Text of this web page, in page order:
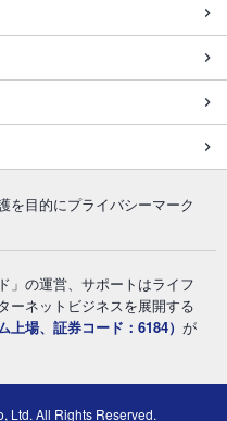
を目的にプライバシーマーク
」の運営、サポートはライフ
ーネットビジネスを展開する
場、証券コード：6184） が
Ltd. All Rights Reserved.